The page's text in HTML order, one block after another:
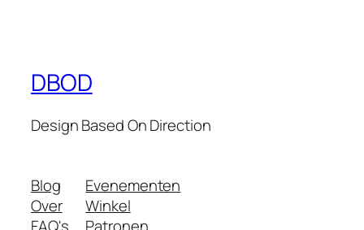
DBOD
Design Based On Direction
Blog
Over
FAQ's
Evenementen
Winkel
Patronen